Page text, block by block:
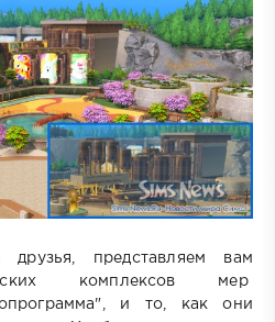
друзья, представляем вам
комплексов мер
и то, как они